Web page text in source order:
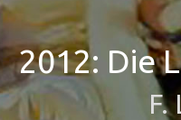
2012: Die
F.